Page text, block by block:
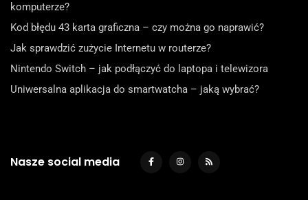
komputerze?
Kod błędu 43 karta graficzna – czy można go naprawić?
Jak sprawdzić zużycie Internetu w routerze?
Nintendo Switch – jak podłączyć do laptopa i telewizora
Uniwersalna aplikacja do smartwatcha – jaką wybrać?
Nasze social media